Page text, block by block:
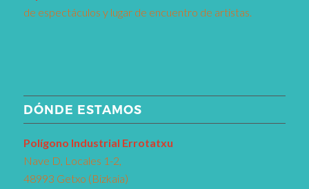
de espectáculos y lugar de encuentro de artistas.
DÓNDE ESTAMOS
Polígono Industrial Errotatxu
Nave D, Locales 1-2,
48993 Getxo (Bizkaia)